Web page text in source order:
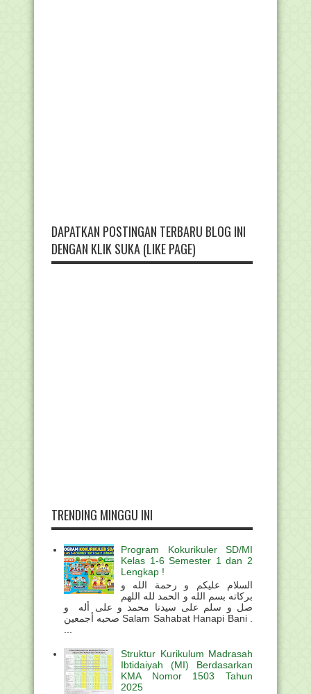
DAPATKAN POSTINGAN TERBARU BLOG INI
DENGAN KLIK SUKA (LIKE PAGE)
TRENDING MINGGU INI
Program Kokurikuler SD/MI
Kelas 1-6 Semester 1 dan 2
Lengkap !
السلام عليكم و رحمة الله و
بركاته بسم الله و الحمد لله اللهم
صل و سلم على سيدنا محمد و على أله و
صحبه أجمعين Salam Sahabat Hanapi Bani .
Struktur Kurikulum Madrasah
Ibtidaiyah (MI) Berdasarkan
KMA Nomor 1503 Tahun
2025